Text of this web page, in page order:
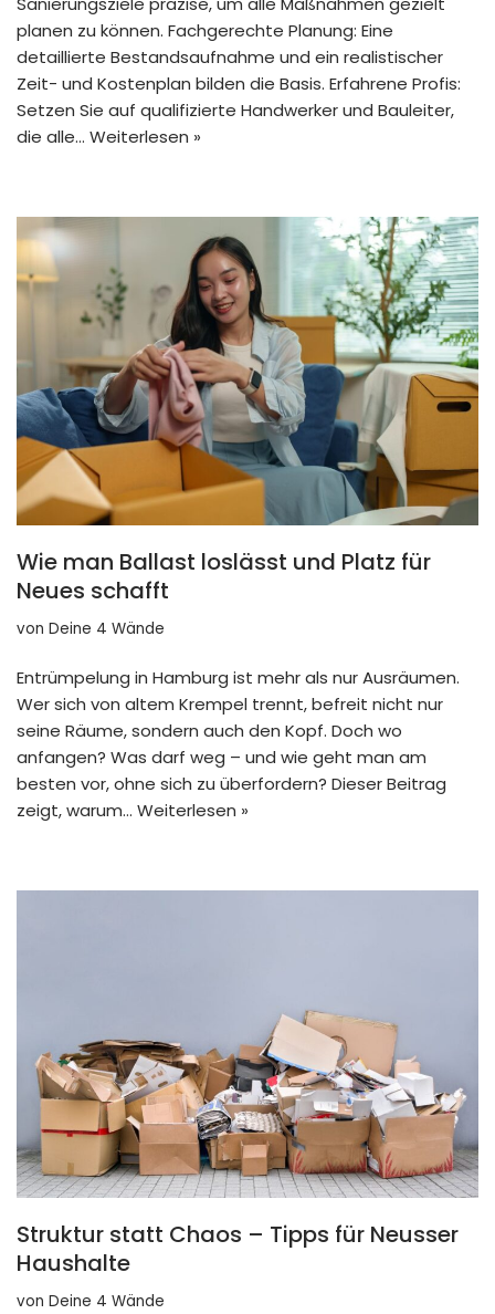
planen zu können. Fachgerechte Planung: Eine
detaillierte Bestandsaufnahme und ein realistischer
Zeit- und Kostenplan bilden die Basis. Erfahrene Profis:
Setzen Sie auf qualifizierte Handwerker und Bauleiter,
die alle… Weiterlesen »
Wie man Ballast loslässt und Platz für
Neues schafft
von Deine 4 Wände
Entrümpelung in Hamburg ist mehr als nur Ausräumen.
Wer sich von altem Krempel trennt, befreit nicht nur
seine Räume, sondern auch den Kopf. Doch wo
anfangen? Was darf weg – und wie geht man am
besten vor, ohne sich zu überfordern? Dieser Beitrag
zeigt, warum… Weiterlesen »
Struktur statt Chaos – Tipps für Neusser
Haushalte
von Deine 4 Wände